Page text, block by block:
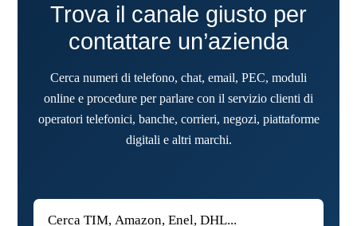
Trova il canale giusto per
contattare un’azienda
Cerca numeri di telefono, chat, email, PEC, moduli
online e procedure per parlare con il servizio clienti di
operatori telefonici, banche, corrieri, negozi, piattaforme
digitali e altri marchi.